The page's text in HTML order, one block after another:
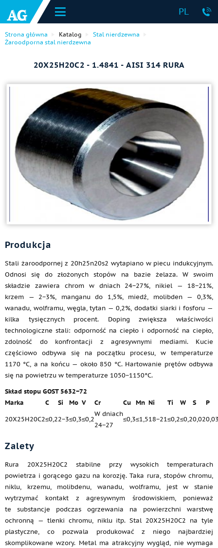
PL
Strona główna Katalog
Stal nierdzewna
Żaroodporna stal nierdzewna
20Х25Н20С2 - 1.4841 - AISI 314 RURA
Produkcja
Stali żaroodpornej z 20h25n20s2 wytapiano w piecu indukcyjnym.
Odnosi się do złożonych stopów na bazie żelaza. W swoim
składzie zawiera chrom w dniach 24−27%, nikiel — 18−21%,
krzem — 2−3%, manganu do 1,5%, miedź, molibden — 0,3%,
wanadu, wolframu, węgla, tytan — 0,2%, dodatki siarki i fosforu —
kilka tysięcznych procent. Doping zwiększa właściwości
technologiczne stali: odporność na ciepło i odporność na ciepło,
zdolność do konfrontacji z agresywnymi mediami. Kucie
częściowo odbywa się na początku procesu, w temperaturze
1170 °C, a na końcu — około 850 °C. Hartowanie prętów odbywa
się na powietrzu w temperaturze 1050−1150°C.
Skład stopu GOST 5632−72
Marka
C Si Mo V Cr Cu Mn Ni Ti W S
P
20Х25Н20С2≤0,22−3≤0,3≤0,2
W dniach
24−27
≤0,3≤1,518−21≤0,2≤0,20,02
Zalety
Rura 20Х25Н20С2 stabilne przy wysokich temperaturach
powietrza i gorącego gazu na korozję. Taka rura, stopów chromu,
niklu, krzemu, molibdenu, wanadu, wolframu, jest w stanie
wytrzymać kontakt z agresywnym środowiskiem, ponieważ
te substancje podczas ogrzewania na powierzchni warstwę
ochronną — tlenki chromu, niklu itp. Stal 20Х25Н20С2 na tyle
plastyczne, co pozwala produkować z niego najbardziej
skomplikowane wzory. Metal ma atrakcyjny wygląd, nie wymaga